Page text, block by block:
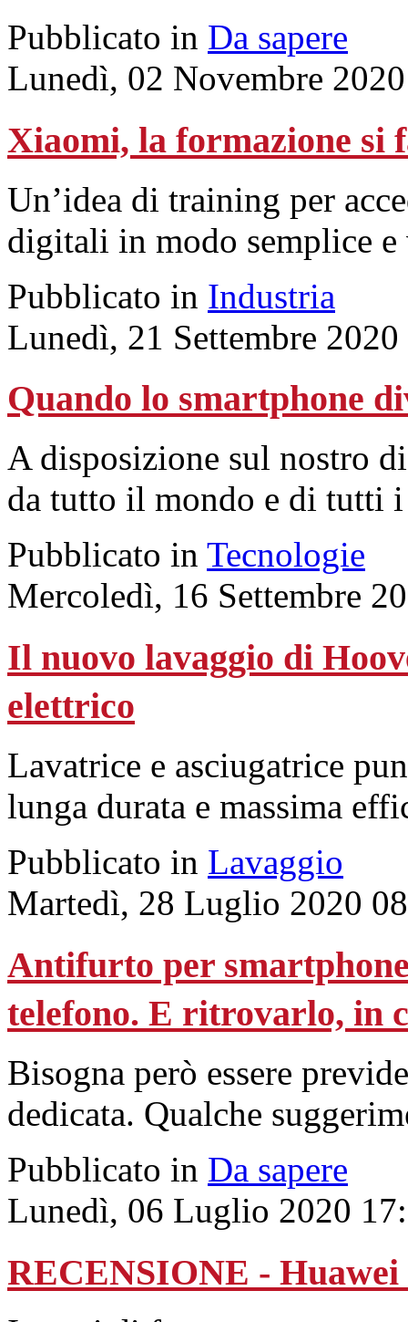
Pubblicato in Da sapere
Lunedì, 02 Novembre
Xiaomi, la formazione si
Un’idea di training per
digitali in modo semplice e
Pubblicato in Industria
Lunedì, 21 Settembre
Quando lo smartphone
A disposizione sul nostro
da tutto il mondo e di tutti i
Pubblicato in Tecnologie
Mercoledì, 16 Settembre
Il nuovo lavaggio di
elettrico
Lavatrice e asciugatrice
lunga durata e massima
Pubblicato in Lavaggio
Martedì, 28 Luglio 2020
Antifurto per
telefono. E ritrovarlo, in
Bisogna però essere
dedicata. Qualche
Pubblicato in Da sapere
Lunedì, 06 Luglio 2020
RECENSIONE - Huawei